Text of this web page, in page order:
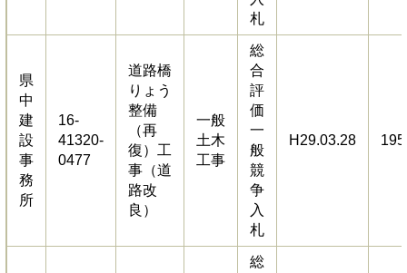
札
県
中
建
設
事
務
所
16-
41320-
0477
道路橋
りょう
整備
（再
復）工
事（道
路改
良）
一般
土木
工事
総
合
評
価
一
般
競
争
入
札
H29.03.28
総